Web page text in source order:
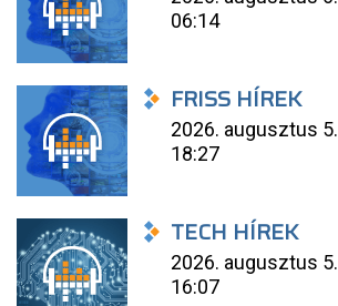
06:14
FRISS HÍREK
2026. augusztus 5.
18:27
TECH HÍREK
2026. augusztus 5.
16:07